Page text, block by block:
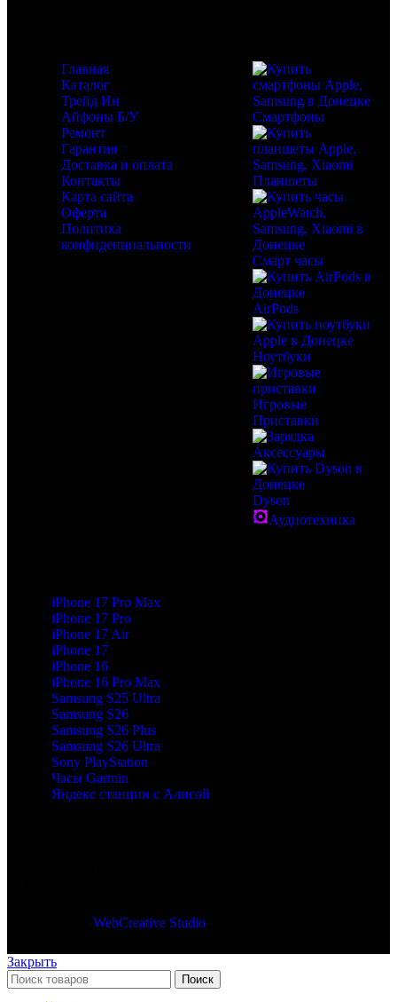
Главная
Каталог
Трейд Ин
Айфоны Б/У
Ремонт
Гарантия
Доставка и оплата
Контакты
Карта сайта
Оферта
Политика
конфиденциальности
Смартфоны
Планшеты
Смарт часы
AirPods
Ноутбуки
Игровые
Приставки
Аксессуары
Dyson
Аудиотехника
iPhone 17 Pro Max
iPhone 17 Pro
iPhone 17 Air
iPhone 17
iPhone 16
iPhone 16 Pro Max
Samsung S25 Ultra
Samsung S26
Samsung S26 Plus
Samsung S26 Ultra
Sony PlayStation
Часы Garmin
Яндекс станции с Алисой
WebCreative Studio
Закрыть
Поиск